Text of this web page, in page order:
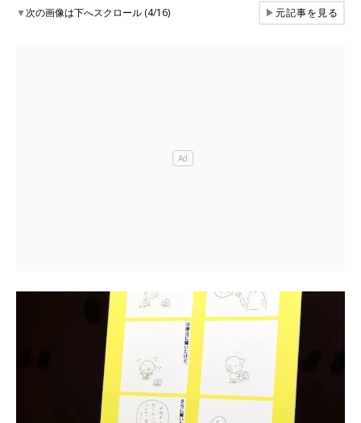
▼次の画像は下へスクロール (4/16) ▶元記事を見る